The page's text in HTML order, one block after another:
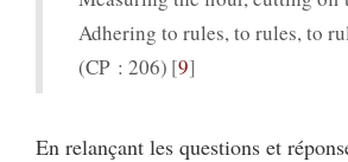
Adhering to rules, to rules, to
(CP : 206) 9
En relançant les questions et